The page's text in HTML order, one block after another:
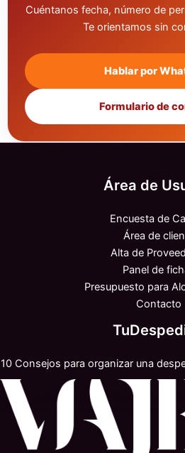
Cuéntanos fecha, número de
Te orientamos sin
Hablar por
Formulario de
Área de
Encuesta de
Área de
Alta de
Panel de
Presupuesto para
Contacto
10 Consejos para organizar una